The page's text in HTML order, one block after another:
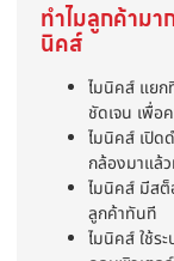
ทำไมลูกค้ามา
นิคส์
ไมนิคส์ แยก
ชัดเจน เพื่อ
ไมนิคส์ เปิด
กล้องมาแล้
ไมนิคส์ มีส
ลูกค้าทันที
ไมนิคส์ ใช้ร